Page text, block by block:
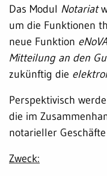
Das Modul Notariat
um die Funktionen
neue Funktion
Mitteilung an den
zukünftig die
Perspektivisch
die im
notarieller
Zweck: